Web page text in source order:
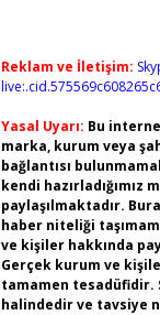
Reklam ve İletişim:
Yasal Uyarı: Bu
marka, kurum veya
bağlantısı
kendi hazırladığımız
paylaşılmaktadır.
haber niteliği
ve kişiler hakkında
Gerçek kurum ve
tamamen
halindedir ve tavsiye